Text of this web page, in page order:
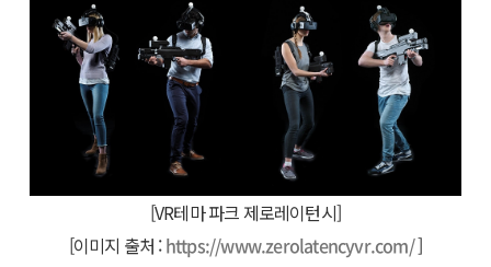
[VR테마 파크 제로레이턴시]
[이미지 출처 :https://www.zerolatencyvr.com/]